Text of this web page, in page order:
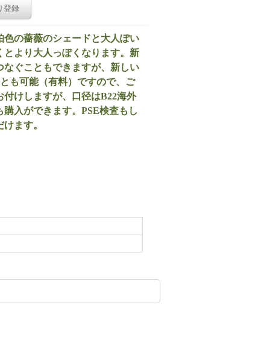
登録
の薔薇のシェードと大人ぽい
より大人っぽくなります。新
ぐこともできますが、新しい
も可能（有料）ですので、ご
けしますが、口径はB22海外
入ができます。PSE検査もし
ます。